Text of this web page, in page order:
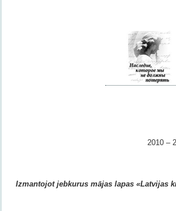
2010 –
Izmantojot jebkurus mājas lapas «Latvijas